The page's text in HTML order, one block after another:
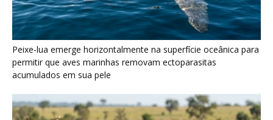
Seriema utiliza pernas longas e arremessa serpentes contra
rochas para subjugar presas peçonhentas nos campos